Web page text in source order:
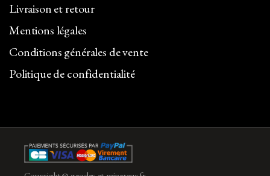
Livraison et retour
Mentions légales
Conditions générales de vente
Politique de confidentialité